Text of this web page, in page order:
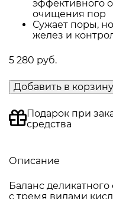
эффективного
очищения пор
Сужает поры,
желез и
5 280 руб.
Добавить в корзину
Подарок при
средства
Описание
Баланс
с тремя видами